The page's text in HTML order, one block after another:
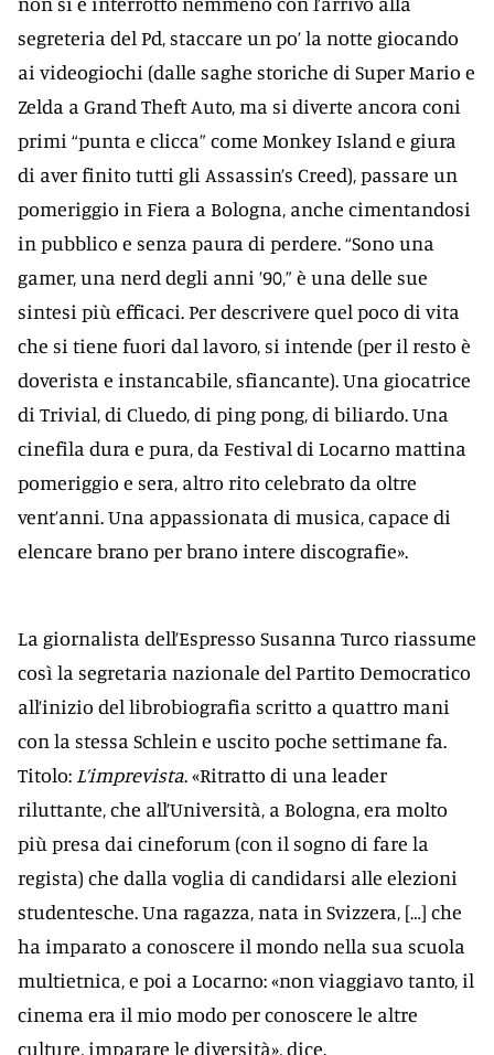
segreteria del Pd, staccare un po’ la notte giocando
ai videogiochi (dalle saghe storiche di Super Mario e
Zelda a Grand Theft Auto, ma si diverte ancora coni
primi “punta e clicca” come Monkey Island e giura
di aver finito tutti gli Assassin’s Creed), passare un
pomeriggio in Fiera a Bologna, anche cimentandosi
in pubblico e senza paura di perdere. “Sono una
gamer, una nerd degli anni ’90,” è una delle sue
sintesi più efficaci. Per descrivere quel poco di vita
che si tiene fuori dal lavoro, si intende (per il resto è
doverista e instancabile, sfiancante). Una giocatrice
di Trivial, di Cluedo, di ping pong, di biliardo. Una
cinefila dura e pura, da Festival di Locarno mattina
pomeriggio e sera, altro rito celebrato da oltre
vent’anni. Una appassionata di musica, capace di
elencare brano per brano intere discografie».
La giornalista dell’Espresso Susanna Turco riassume
così la segretaria nazionale del Partito Democratico
all’inizio del librobiografia scritto a quattro mani
con la stessa Schlein e uscito poche settimane fa.
Titolo: L’imprevista. «Ritratto di una leader
riluttante, che all’Università, a Bologna, era molto
più presa dai cineforum (con il sogno di fare la
regista) che dalla voglia di candidarsi alle elezioni
studentesche. Una ragazza, nata in Svizzera, […] che
ha imparato a conoscere il mondo nella sua scuola
multietnica, e poi a Locarno: «non viaggiavo tanto, il
cinema era il mio modo per conoscere le altre
culture, imparare le diversità», dice.